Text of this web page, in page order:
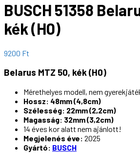
BUSCH 51358
kék (H0)
9200 Ft
Belarus MTZ 50, kék (H0)
Mérethelyes modell, nem
Hossz: 48mm (4,8cm)
Szélesség: 22mm (2,2cm)
Magasság: 32mm (3,2cm)
14 éves kor alatt nem ajánlott!
Megjelenés éve: 2025
Gyártó: BUSCH